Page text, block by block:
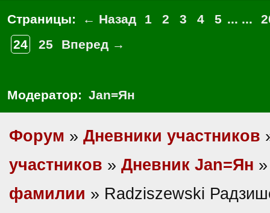
Страницы: ← Назад 1 2 3 4 5 ... ...
24
25 Вперед →
Модератор: Jan=Ян
Форум » Дневники участников
участников » Дневник Jan=Ян
фамилии » Radziszewski